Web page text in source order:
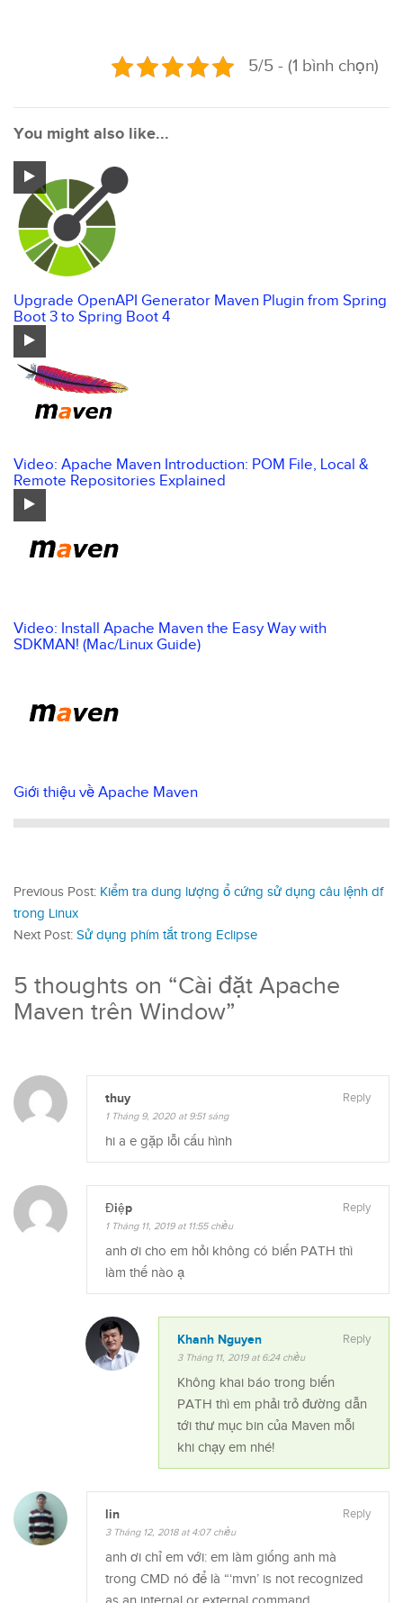
5/5 - (1 bình chọn)
You might also like...
Upgrade OpenAPI Generator Maven Plugin from Spring
Boot 3 to Spring Boot 4
Video: Apache Maven Introduction: POM File, Local &
Remote Repositories Explained
Video: Install Apache Maven the Easy Way with
SDKMAN! (Mac/Linux Guide)
Giới thiệu về Apache Maven
Previous Post: Kiểm tra dung lượng ổ cứng sử dụng câu lệnh df
trong Linux
Next Post: Sử dụng phím tắt trong Eclipse
5 thoughts on “Cài đặt Apache
Maven trên Window”
thuy
1 Tháng 9, 2020 at 9:51 sáng
Reply
hi a e gặp lỗi cấu hình
Điệp
1 Tháng 11, 2019 at 11:55 chiều
Reply
anh ơi cho em hỏi không có biến PATH thì
làm thế nào ạ
Khanh Nguyen
3 Tháng 11, 2019 at 6:24 chiều
Reply
Không khai báo trong biến
PATH thì em phải trỏ đường dẫn
tới thư mục bin của Maven mỗi
khi chạy em nhé!
lin
3 Tháng 12, 2018 at 4:07 chiều
Reply
anh ơi chỉ em với: em làm giống anh mà
trong CMD nó để là “‘mvn’ is not recognized